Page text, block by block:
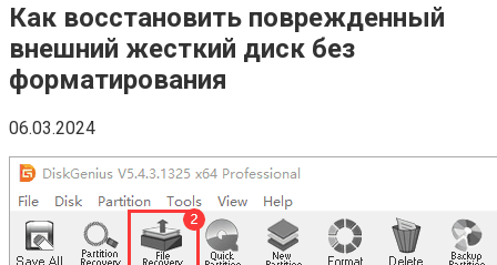
Как восстановить поврежденный
внешний жесткий диск без
форматирования
06.03.2024